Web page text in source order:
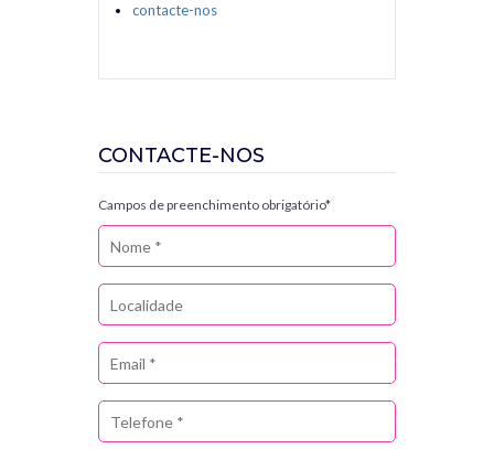
contacte-nos
CONTACTE-NOS
Campos de preenchimento obrigatório*